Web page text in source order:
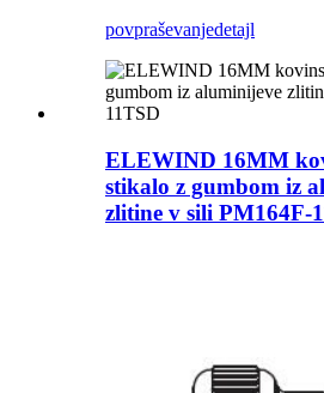
povpraševanjedetajl
ELEWIND 16MM
stikalo z gumbom iz
zlitine v sili PM164F-